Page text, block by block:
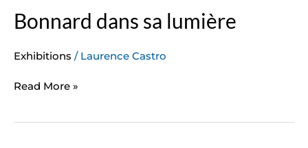
Bonnard dans sa lumière
Exhibitions / Laurence Castro
Read More »